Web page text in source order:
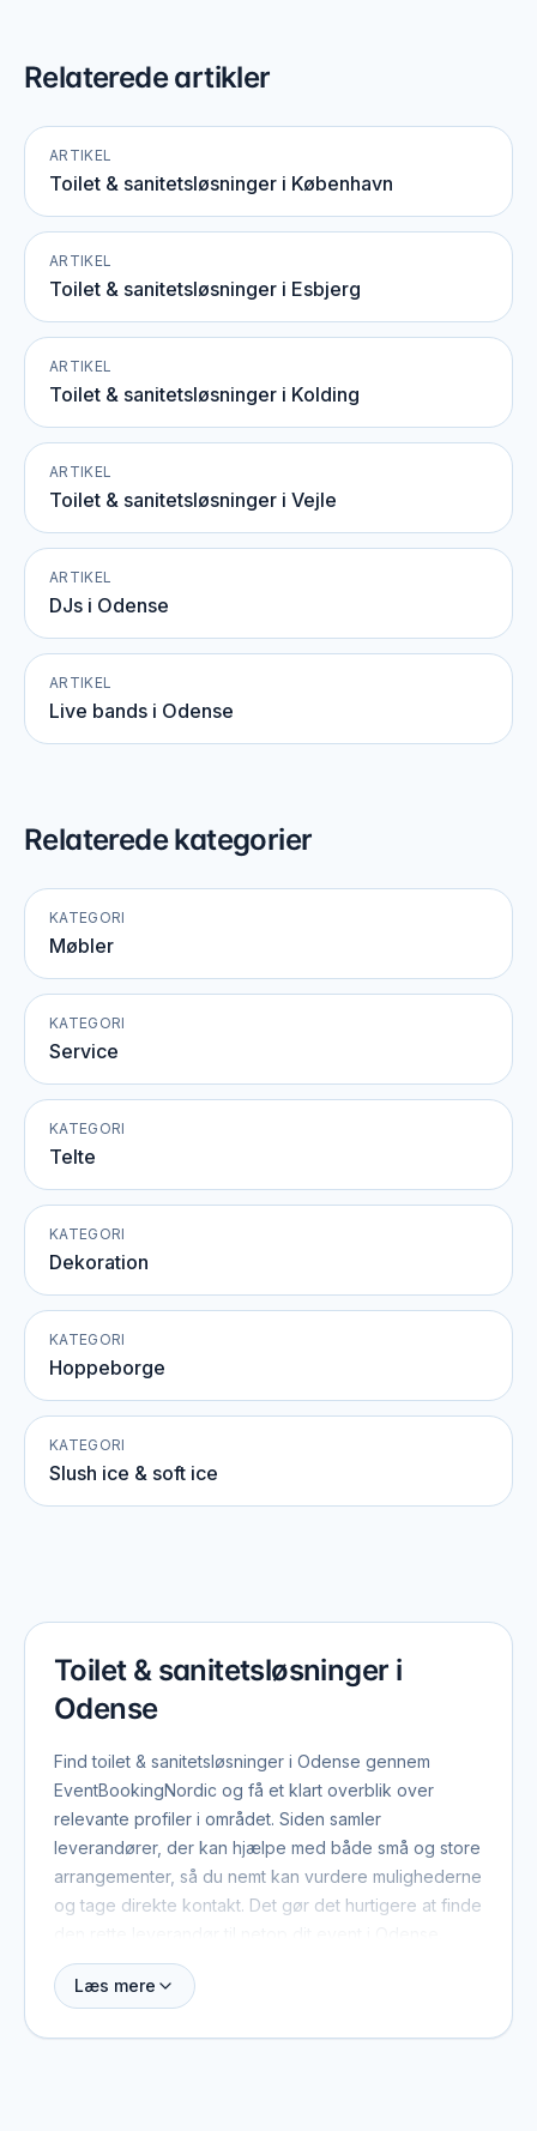
Relaterede artikler
ARTIKEL
Toilet & sanitetsløsninger i København
ARTIKEL
Toilet & sanitetsløsninger i Esbjerg
ARTIKEL
Toilet & sanitetsløsninger i Kolding
ARTIKEL
Toilet & sanitetsløsninger i Vejle
ARTIKEL
DJs i Odense
ARTIKEL
Live bands i Odense
Relaterede kategorier
KATEGORI
Møbler
KATEGORI
Service
KATEGORI
Telte
KATEGORI
Dekoration
KATEGORI
Hoppeborge
KATEGORI
Slush ice & soft ice
Toilet & sanitetsløsninger i
Odense
Find toilet & sanitetsløsninger i Odense gennem
EventBookingNordic og få et klart overblik over
relevante profiler i området. Siden samler
leverandører, der kan hjælpe med både små og store
arrangementer, så du nemt kan vurdere mulighederne
og tage direkte kontakt. Det gør det hurtigere at finde
Når du booker toilet & sanitetsløsninger i Odense, er
Læs mere